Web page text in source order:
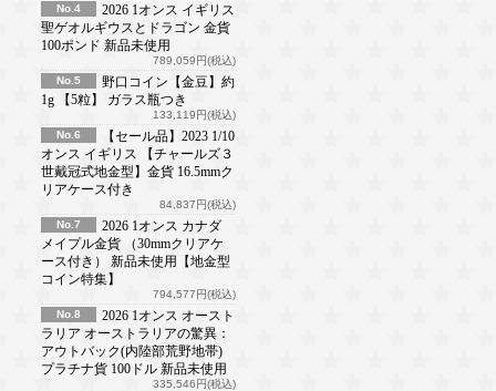
No.4
2026 1オンス イギリス
聖ゲオルギウスとドラゴン 金貨
100ポンド 新品未使用
789,059円(税込)
No.5
野口コイン【金豆】約
1g 【5粒】 ガラス瓶つき
133,119円(税込)
No.6
【セール品】2023 1/10
オンス イギリス 【チャールズ３
世戴冠式地金型】金貨 16.5mmク
リアケース付き
84,837円(税込)
No.7
2026 1オンス カナダ
メイプル金貨 （30mmクリアケ
ース付き） 新品未使用【地金型
コイン特集】
794,577円(税込)
No.8
2026 1オンス オースト
ラリア オーストラリアの驚異：
アウトバック(内陸部荒野地帯)
プラチナ貨 100ドル 新品未使用
335,546円(税込)